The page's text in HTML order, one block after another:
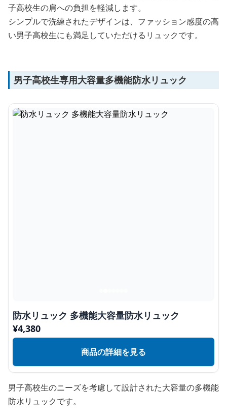
子高校生の肩への負担を軽減します。
シンプルで洗練されたデザインは、ファッション感度の高
い男子高校生にも満足していただけるリュックです。
男子高校生専用大容量多機能防水リュック
防水リュック 多機能大容量防水リュック
¥4,380
商品の詳細を見る
男子高校生のニーズを考慮して設計された大容量の多機能
防水リュックです。